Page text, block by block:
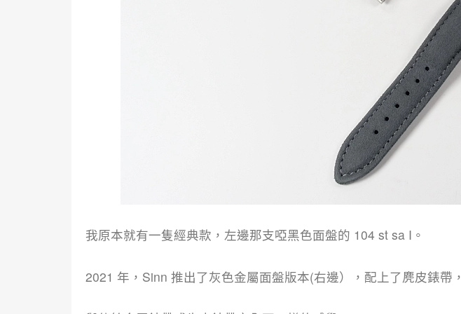
我原本就有一隻經典款，左邊那支啞黑色面盤的 104 st sa I。
2021 年，Sinn 推出了灰色金屬面盤版本(右邊），配上了麂皮錶帶，